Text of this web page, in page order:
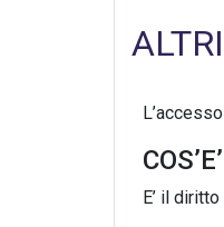
E’ il